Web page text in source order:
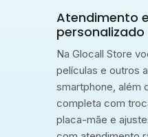
Atendimento
personalizado
Na Glocall Store
películas e outros
smartphone, além
completa com
placa-mãe e